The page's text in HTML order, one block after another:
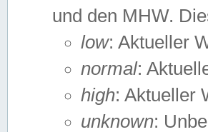
und den MHW.
low: Aktueller
normal:
high: Aktueller
unknown: